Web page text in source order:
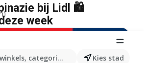
categorieën, producten...
Kies stad
bij Lidl 🛍️
week